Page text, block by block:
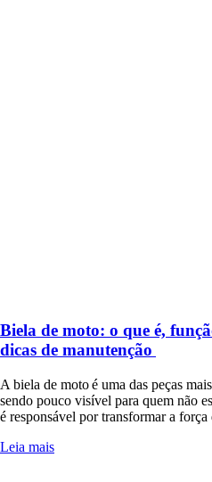
Biela de moto: o que é,
dicas de manutenção
A biela de moto é uma das peças
sendo pouco visível para quem não
é responsável por transformar a
Leia mais